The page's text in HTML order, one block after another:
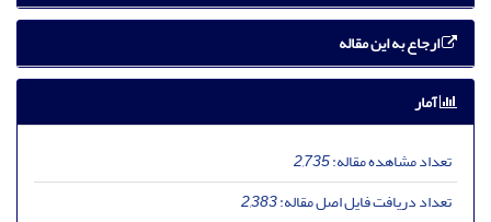
ارجاع به این مقاله
آمار
تعداد مشاهده مقاله:2,735
تعداد دریافت فایل اصل مقاله:2,383